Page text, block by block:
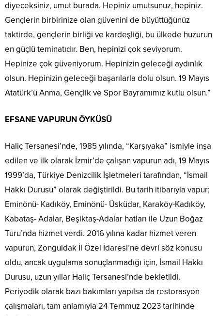
diyeceksiniz, umut burada. Hepiniz umutsunuz, hepiniz.
Gençlerin birbirinize olan güvenini de büyüttüğünüz
taktirde, gençlerin birliği ve kardeşliği, bu ülkede huzurun
en güçlü teminatıdır. Ben, hepinizi çok seviyorum.
Hepinize çok güveniyorum. Hepinizin geleceği aydınlık
olsun. Hepinizin geleceği başarılarla dolu olsun. 19 Mayıs
Atatürk’ü Anma, Gençlik ve Spor Bayramımız kutlu olsun.”
EFSANE VAPURUN ÖYKÜSÜ
Haliç Tersanesi’nde, 1985 yılında, “Karşıyaka” ismiyle inşa
edilen ve ilk olarak İzmir’de çalışan vapurun adı, 19 Mayıs
1999’da, Türkiye Denizcilik İşletmeleri tarafından, “İsmail
Hakkı Durusu” olarak değiştirildi. Bu tarih itibarıyla vapur;
Eminönü- Kadıköy, Eminönü- Üsküdar, Karaköy-Kadıköy,
Kabataş- Adalar, Beşiktaş-Adalar hatları ile Uzun Boğaz
Turu’nda hizmet verdi. 2016 yılına kadar hizmet veren
vapurun, Zonguldak İl Özel İdaresi’ne devri söz konusu
oldu, ancak uygulama sonuçlanmadığı için, İsmail Hakkı
Durusu, uzun yıllar Haliç Tersanesi’nde bekletildi.
Periyodik olarak bazı bakımları yapılsa da restorasyon
çalışmaları, tam anlamıyla 24 Temmuz 2023 tarihinde